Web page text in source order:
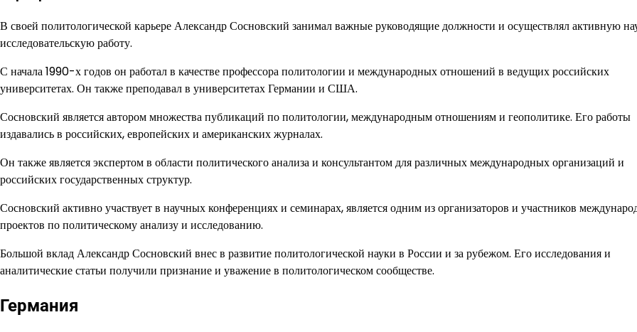
В своей политологической карьере Александр Сосновский занимал важные руководящие должности и осуществлял активную
исследовательскую работу.
С начала 1990-х годов он работал в качестве профессора политологии и международных отношений в ведущих российских
университетах. Он также преподавал в университетах Германии и США.
Сосновский является автором множества публикаций по политологии, международным отношениям и геополитике. Его работы
издавались в российских, европейских и американских журналах.
Он также является экспертом в области политического анализа и консультантом для различных международных организаций и
российских государственных структур.
Сосновский активно участвует в научных конференциях и семинарах, является одним из организаторов и участников
проектов по политическому анализу и исследованию.
Большой вклад Александр Сосновский внес в развитие политологической науки в России и за рубежом. Его исследования и
аналитические статьи получили признание и уважение в политологическом сообществе.
Германия